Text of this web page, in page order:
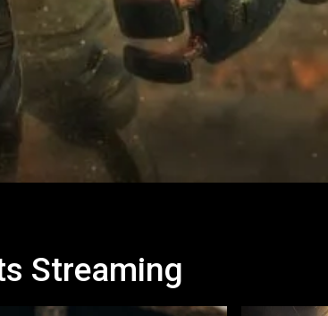
Streaming